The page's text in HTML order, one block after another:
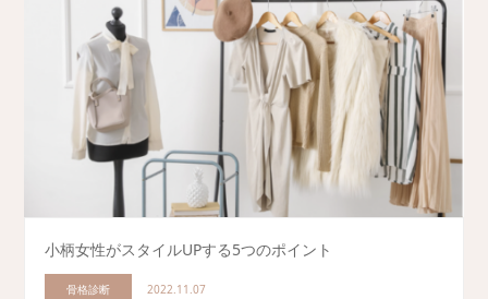
小柄女性がスタイルUPする5つのポイント
骨格診断 2022.11.07